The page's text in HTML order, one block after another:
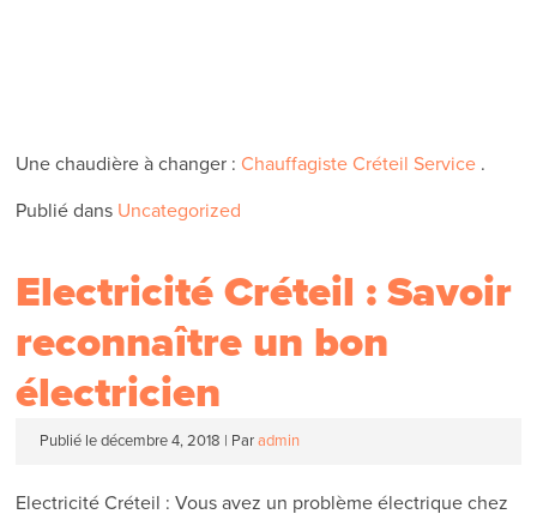
Une chaudière à changer :Chauffagiste Créteil Service .
Publié dans Uncategorized
Electricité Créteil : Savoir
reconnaître un bon
électricien
Publié le décembre 4, 2018 | Par admin
Electricité Créteil : Vous avez un problème électrique chez